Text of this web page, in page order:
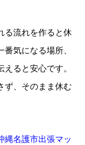
る流れを作ると休
気になる場所、
ると安心です。
ず、そのまま休む
縄名護市出張マッ